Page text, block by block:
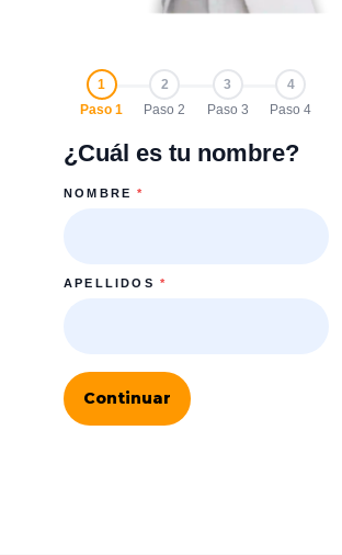
1
Paso 1
2
Paso 2
3
Paso 3
4
Paso 4
¿Cuál es tu nombre?
NOMBRE*
APELLIDOS *
Continuar